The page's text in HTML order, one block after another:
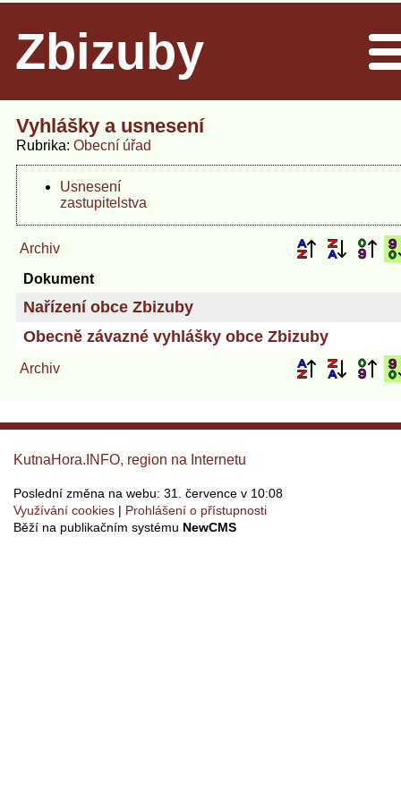
Zbizuby
Vyhlášky a usnesení
Rubrika Obecní úřad
Usnesení
zastupitelstva
Archiv
Dokument
Nařízení obce Zbizuby
Obecně závazné vyhlášky obce Zbizuby
Archiv
KutnaHora.INFO, region na Internetu
Poslední změna na webu: 31. července v 10:08
Využívání cookies
Prohlášení o přístupnosti
Běží na publikačním systému NewCMS